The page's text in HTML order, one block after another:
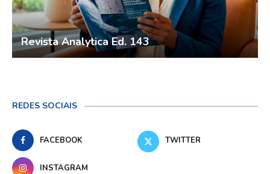
Revista Analytica Ed. 143
REDES SOCIAIS
FACEBOOK TWITTER
INSTAGRAM